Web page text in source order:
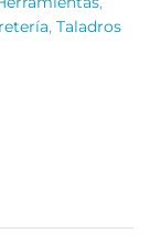
, Taladros